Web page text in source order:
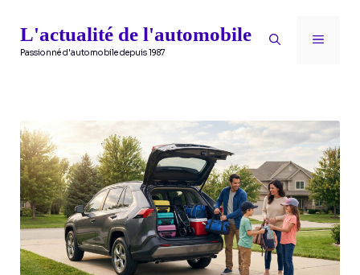
L'actualité de l'automobile
Passionné d'automobile depuis 1987
MENU